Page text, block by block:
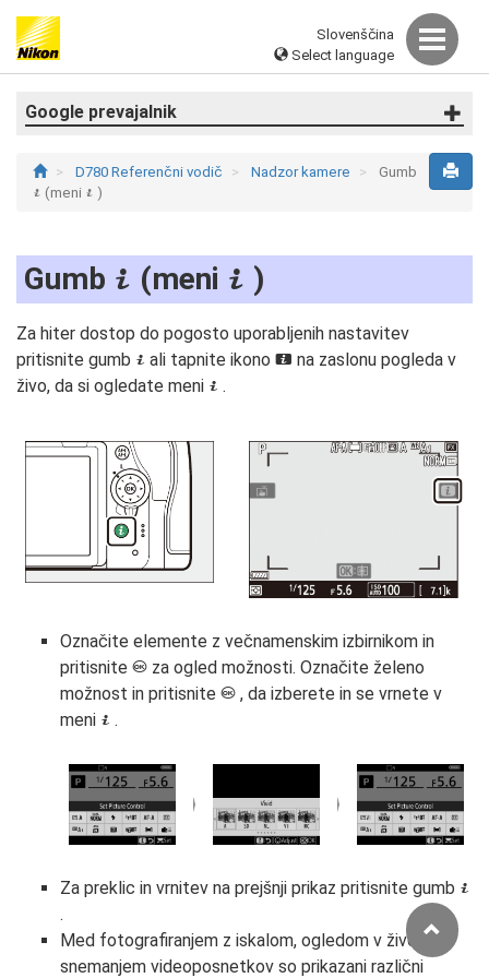
Slovenščina
Select language
Google prevajalnik
D780 Referenčni vodič Nadzor kamere Gumb
i (meni i )
Gumb i (meni i )
Za hiter dostop do pogosto uporabljenih nastavitev
pritisnite gumb i ali tapnite ikono i na zaslonu pogleda v
živo, da si ogledate meni i .
Označite elemente z večnamenskim izbirnikom in
pritisnite J za ogled možnosti. Označite želeno
možnost in pritisnite J , da izberete in se vrnete v
meni i .
Za preklic in vrnitev na prejšnji prikaz pritisnite gumb i
.
Med fotografiranjem z iskalom, ogledom v živo in
snemanjem videoposnetkov so prikazani različni